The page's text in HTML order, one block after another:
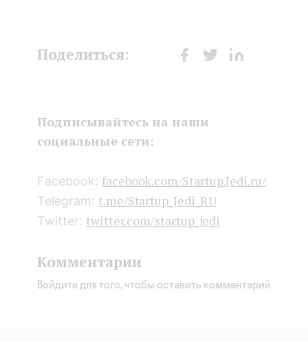
k
Подписывайтесь на наши
социальные сети:
Facebook: facebook.com/Startup.Jedi.ru/
Telegram: t.me/Startup_Jedi_RU
Twitter: twitter.com/startup_jedi
Комментарии
Войдите для того, чтобы оставить комментарий